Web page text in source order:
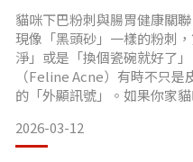
貓咪下巴粉刺與腸胃健康關
現像「黑頭砂」一樣的粉刺
淨」或是「換個瓷碗就好了
（Feline Acne）有時不只
的「外顯訊號」。如果你家
因。 😱為什麼貓下巴粉刺跟
是因為油脂分泌旺盛或細菌
2026-03-12